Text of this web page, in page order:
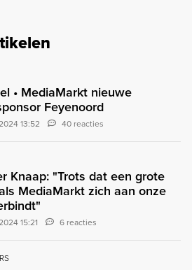
• MediaMarkt nieuwe
Feyenoord
13:52 40 reacties
Knaap: "Trots dat een grote
MediaMarkt zich aan onze
15:21 6 reacties